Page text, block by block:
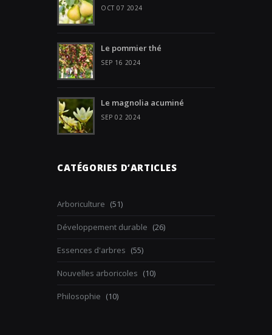
OCT 07 2024
Le pommier thé
SEP 16 2024
Le magnolia acuminé
SEP 02 2024
CATÉGORIES D’ARTICLES
Arboriculture (51)
Développement durable (26)
Essences d'arbres (55)
Nouvelles arboricoles (10)
Philosophie (10)